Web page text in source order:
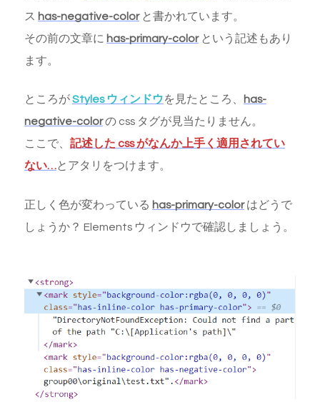
ス has-negative-colorと書かれています。
その前の文章に has-primary-colorという記述もあり
ます。
ところがStyles ウィンドウを見たところ、 has-
negative-colorの css タグが見当たりません。
ここで、 記述した css がなんか上手く適用されてい
ない…とアタリをつけます。
正しく色が変わっている has-primary-colorはどうで
しょうか？ Elements ウィンドウで確認しましょう。